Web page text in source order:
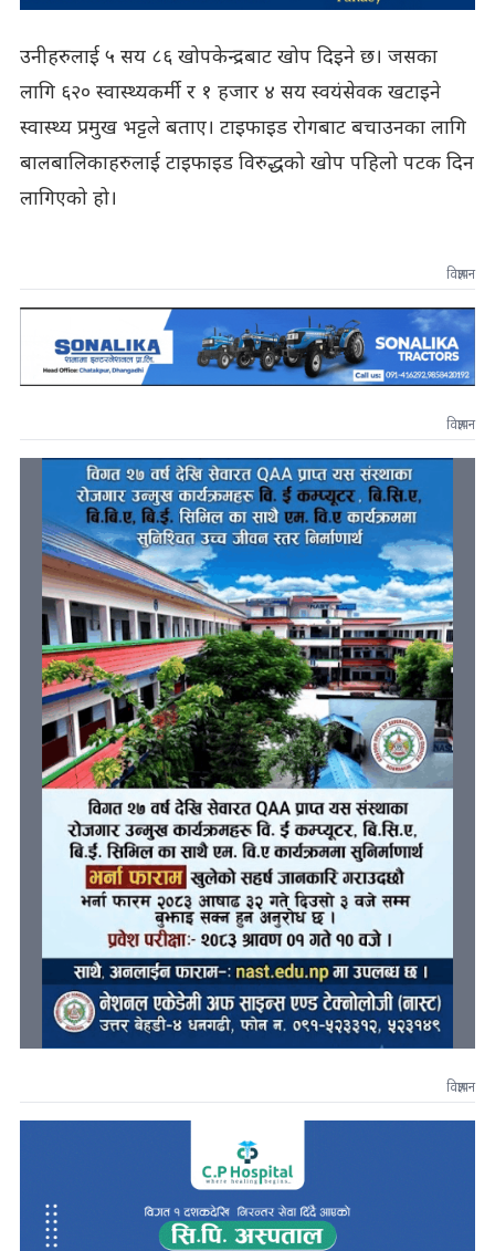
उनीहरुलाई ५ सय ८६ खोपकेन्द्रबाट खोप दिइने छ। जसका
लागि ६२० स्वास्थ्यकर्मी र १ हजार ४ सय स्वयंसेवक खटाइने
स्वास्थ्य प्रमुख भट्टले बताए। टाइफाइड रोगबाट बचाउनका लागि
बालबालिकाहरुलाई टाइफाइड विरुद्धको खोप पहिलो पटक दिन
लागिएको हो।
विज्ञापन
विज्ञापन
विज्ञापन